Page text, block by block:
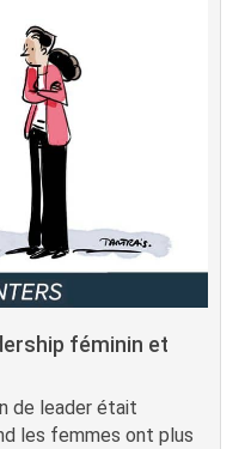
féminin et
de leader était
les femmes ont plus